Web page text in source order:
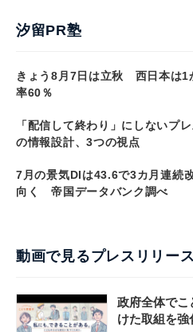
汐留PR塾
きょう8月7日は立秋 西日本は1
率60％
「配信して終わり」にしないプ
の情報設計、3つの視点
7月の景気DIは43.6で3カ月連続
向く 帝国データバンク調べ
動画で見るプレスリリース
政府全体でこ
けた取組を強